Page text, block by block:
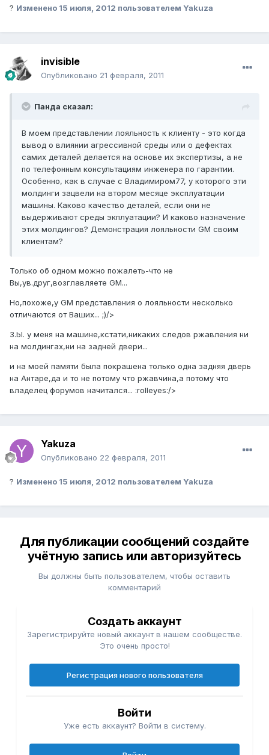
? Изменено 15 июля, 2012 пользователем Yakuza
invisible
Опубликовано 21 февраля, 2011
Панда сказал:
В моем представлении лояльность к клиенту - это когда
вывод о влиянии агрессивной среды или о дефектах
самих деталей делается на основе их экспертизы, а не
по телефонным консультациям инженера по гарантии.
Особенно, как в случае с Владимиром77, у которого эти
молдинги зацвели на втором месяце эксплуатации
машины. Каково качество деталей, если они не
выдерживают среды экплуатации? И каково назначение
этих молдингов? Демонстрация лояльности GM своим
клиентам?
Только об одном можно пожалеть-что не
Вы,ув.друг,возглавляете GM...
Но,похоже,у GM представления о лояльности несколько
отличаются от Ваших... ;)/>
З.Ы. у меня на машине,кстати,никаких следов ржавления ни
на молдингах,ни на задней двери...
и на моей памяти была покрашена только одна задняя дверь
на Антаре,да и то не потому что ржавчина,а потому что
владелец форумов начитался... :rolleyes:/>
Yakuza
Опубликовано 22 февраля, 2011
? Изменено 15 июля, 2012 пользователем Yakuza
Для публикации сообщений создайте
учётную запись или авторизуйтесь
Вы должны быть пользователем, чтобы оставить
комментарий
Создать аккаунт
Зарегистрируйте новый аккаунт в нашем сообществе.
Это очень просто!
Регистрация нового пользователя
Войти
Уже есть аккаунт? Войти в систему.